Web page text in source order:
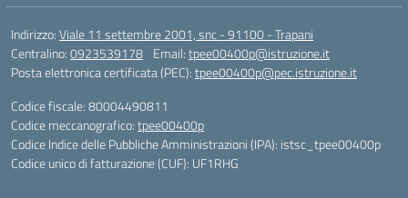
Indirizzo:Viale 11 settembre 2001, snc - 91100 - Trapani
Centralino:0923539178 Email:tpee00400p@istruzione.it
Posta elettronica certificata (PEC):tpee00400p@pec.istruzione.it
Codice fiscale: 80004490811
Codice meccanografico:tpee00400p
Codice Indice delle Pubbliche Amministrazioni (IPA): istsc_tpee00400p
Codice unico di fatturazione (CUF): UF1RHG